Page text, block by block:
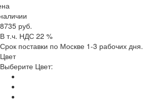
8735 руб.
В т.ч. НДС 22 %
Срок поставки по Москве 1-3 рабочих дня.
Цвет
Выберите Цвет: